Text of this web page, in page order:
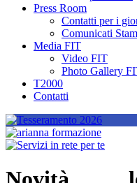
Press Room
Contatti per i
Comunicati
Media FIT
Video FIT
Photo Gallery
T2000
Contatti